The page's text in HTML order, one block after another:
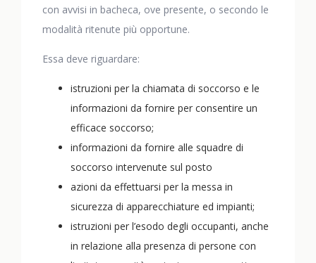
con avvisi in bacheca, ove presente, o secondo le
modalità ritenute più opportune.
Essa deve riguardare:
istruzioni per la chiamata di soccorso e le
informazioni da fornire per consentire un
efficace soccorso;
informazioni da fornire alle squadre di
soccorso intervenute sul posto
azioni da effettuarsi per la messa in
sicurezza di apparecchiature ed impianti;
istruzioni per l’esodo degli occupanti, anche
in relazione alla presenza di persone con